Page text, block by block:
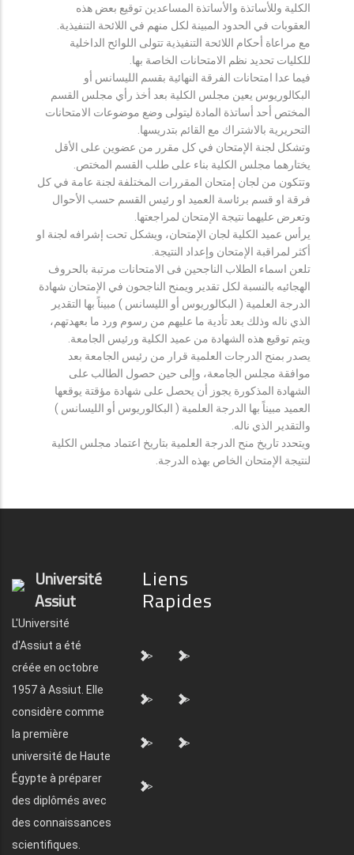
الكلية وللأساتذة والأساتذة المساعدين توقيع بعض هذه
العقوبات في الحدود المبينة لكل منهم في اللائحة التنفيذية.
مع مراعاة أحكام اللائحة التنفيذية تتولى اللوائح الداخلية
للكليات تحديد نظم الامتحانات الخاصة بها.
فيما عدا امتحانات الفرقة النهائية بقسم الليسانس أو
البكالوريوس يعين مجلس الكلية بعد أخذ رأي مجلس القسم
المختص أحد أساتذة المادة ليتولى وضع موضوعات الامتحانات
التحريرية بالاشتراك مع القائم بتدريسها.
وتشكل لجنة الإمتحان في كل مقرر من عضوين على الأقل
يختارهما مجلس الكلية بناء على طلب القسم المختص.
وتتكون من لجان إمتحان المقررات المختلفة لجنة عامة في كل
فرقة او قسم برئاسة العميد او رئيس القسم حسب الأحوال
وتعرض عليهما نتيجة الإمتحان لمراجعتها.
يرأس عميد الكلية لجان الإمتحان، ويشكل تحت إشرافه لجنة او
أكثر لمراقبة الإمتحان وإعداد النتيجة.
تلعن اسماء الطلاب الناجحين فى الامتحانات مرتبة بالحروف
الهجائيه بالنسبة لكل تقدير ويمنح الناجحون في الإمتحان شهادة
الدرجة العلمية ( البكالوريوس أو الليسانس ) مبيناً بها التقدير
الذي ناله وذلك بعد تأدية ما عليهم من رسوم ورد ما بعهدتهم،
ويتم توقيع هذه الشهادة من عميد الكلية ورئيس الجامعة.
يصدر بمنح الدرجات العلمية قرار من رئيس الجامعة بعد
موافقة مجلس الجامعة، وإلى حين حصول الطالب على
الشهادة المذكورة يجوز أن يحصل على شهادة مؤقتة يوقعها
العميد مبيناً بها الدرجة العلمية ( البكالوريوس أو الليسانس )
والتقدير الذي ناله.
ويتحدد تاريخ منح الدرجة العلمية بتاريخ اعتماد مجلس الكلية
لنتيجة الإمتحان الخاص بهذه الدرجة.
Université
Assiut
L'Université
d'Assiut a été
créée en octobre
1957 à Assiut. Elle
considère comme
la première
université de Haute
Égypte à préparer
des diplômés avec
des connaissances
scientifiques.
Liens
Rapides
"> ">
"> ">
"> ">
">